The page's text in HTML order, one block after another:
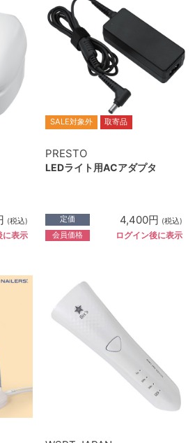
(税込)
に表示
SALE対象外 取寄品
PRESTO
LEDライト用ACアダプタ
定価 4,400円 (税込)
会員価格 ログイン後に表示